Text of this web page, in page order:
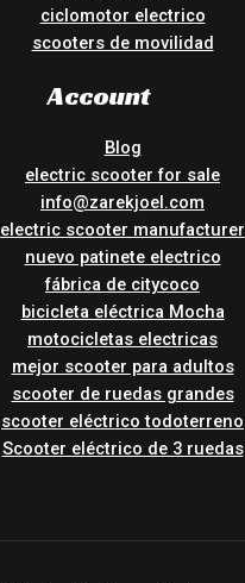
ciclomotor electrico
scooters de movilidad
Account
Blog
electric scooter for sale
info@zarekjoel.com
electric scooter manufacturer
nuevo patinete electrico
fábrica de citycoco
bicicleta eléctrica Mocha
motocicletas electricas
mejor scooter para adultos
scooter de ruedas grandes
scooter eléctrico todoterreno
Scooter eléctrico de 3 ruedas